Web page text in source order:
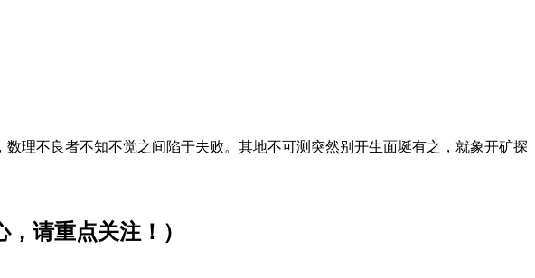
不良者不知不觉之间陷于夫败。其地不可测突然别开生面埏有之，就象开矿探
请重点关注！）